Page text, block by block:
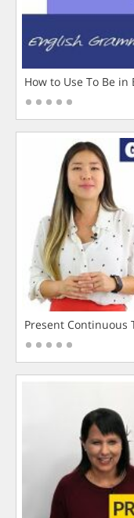
How to Use To Be
Present Continuous